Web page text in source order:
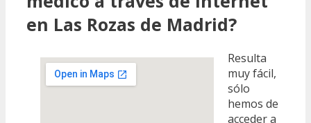
en Las Rozas de Madrid?
Resulta
muy fácil,
sólo
hemos de
acceder a